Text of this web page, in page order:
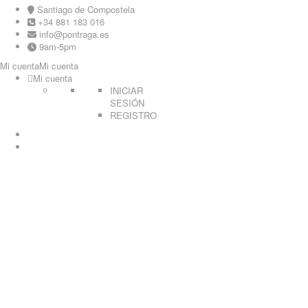
Skip
content
Santiago de Compostela
+34 881 183 016
info@pontraga.es
9am-5pm
Mi cuentaMi cuenta
Mi cuenta
INICIAR
SESIÓN
REGISTRO